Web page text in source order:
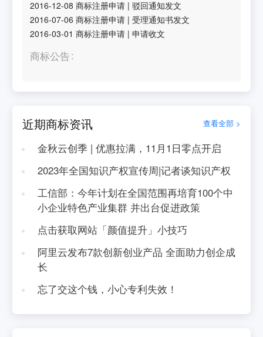
2016-12-08 商标注册申请 |驳回通知发文
2016-07-06 商标注册申请 |受理通知书发文
2016-03-01 商标注册申请 |申请收文
商标公告
近期商标资讯 查看全部 >
金秋云创季 | 优惠拉满，11月1日零点开启
2023年全国知识产权宣传周|记者谈知识产权
工信部：今年计划在全国范围再培育100个中
小企业特色产业集群 并出台促进政策
点击获取网站「颜值提升」小技巧
阿里云发布7款创新创业产品 全面助力创企成
长
忘了交这个钱，小心专利失效！